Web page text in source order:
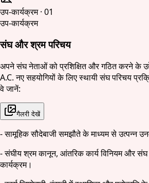
उप-कार्यक्रम· 01
उप-कार्यक्रम
संघ और श्रम परिचय
अपने संघ नेताओं को प्रशिक्षित और गठित करने के
A.C. नए सहयोगियों के लिए स्थायी संघ परिचय
वे जानें:
गैलरी देखें
- सामूहिक सौदेबाजी समझौते के माध्यम से उत्पन्न
- संघीय श्रम कानून, आंतरिक कार्य विनियम और
कार्यक्रम।